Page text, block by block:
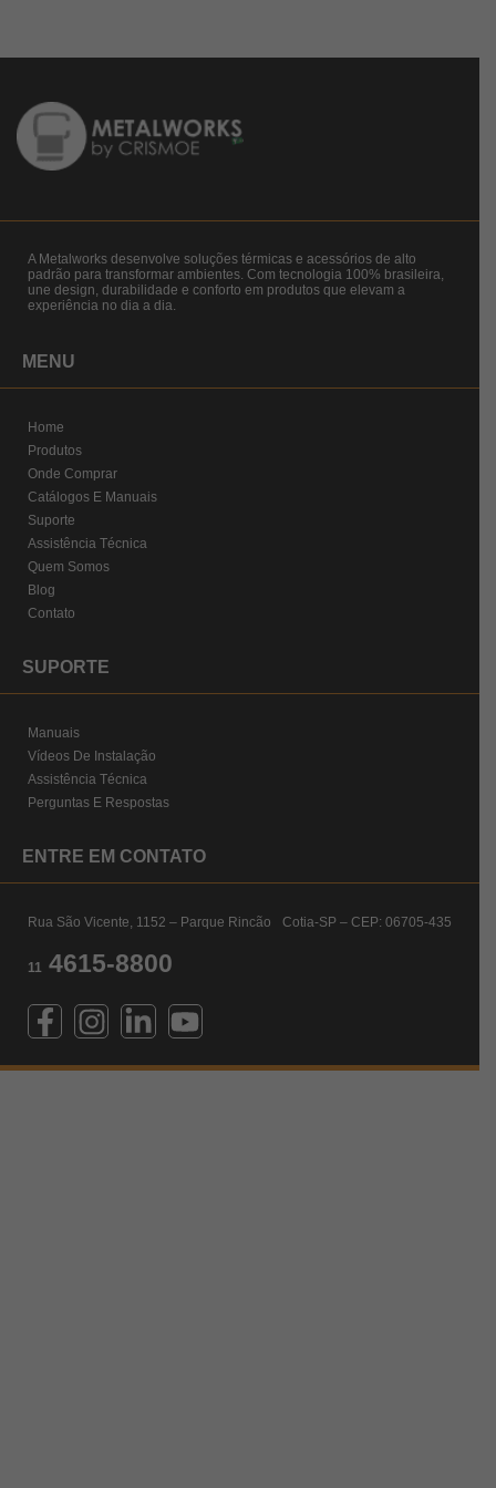
A Metalworks desenvolve soluções térmicas e acessórios de alto
padrão para transformar ambientes. Com tecnologia 100% brasileira,
une design, durabilidade e conforto em produtos que elevam a
experiência no dia a dia.
MENU
Home
Produtos
Onde Comprar
Catálogos E Manuais
Suporte
Assistência Técnica
Quem Somos
Blog
Contato
SUPORTE
Manuais
Vídeos De Instalação
Assistência Técnica
Perguntas E Respostas
ENTRE EM CONTATO
Rua São Vicente, 1152 – Parque Rincão Cotia-SP – CEP: 06705-435
11 4615-8800